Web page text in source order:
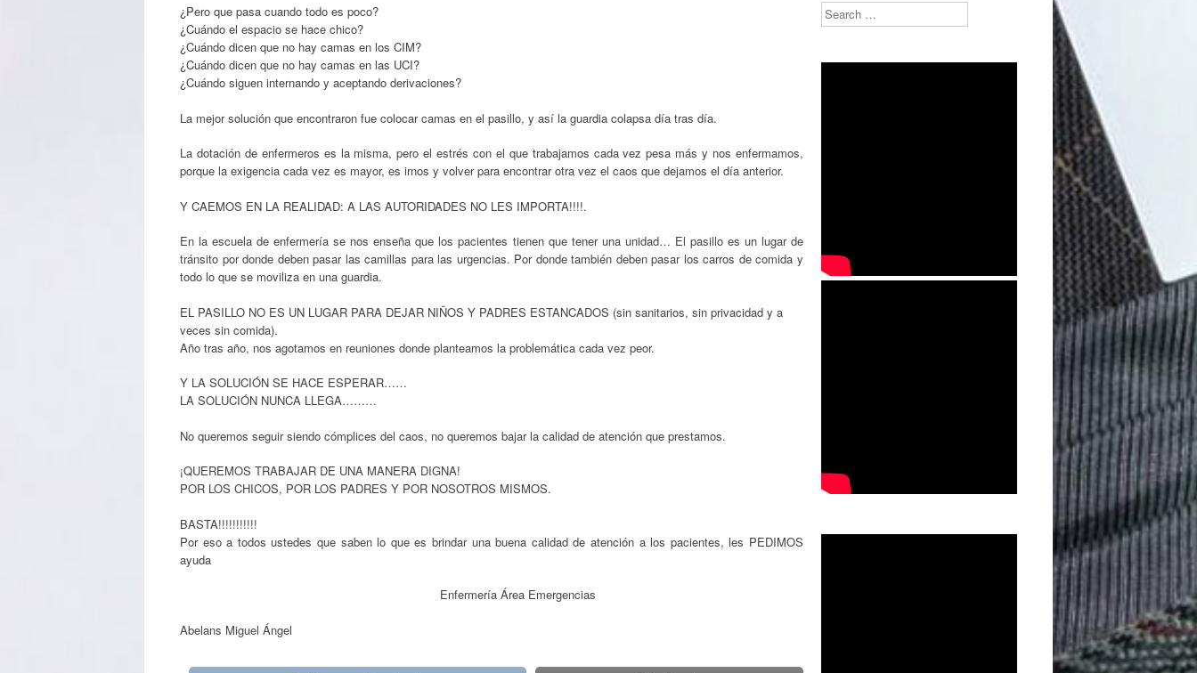
¿Pero que pasa cuando todo es poco?
¿Cuándo el espacio se hace chico?
¿Cuándo dicen que no hay camas en los CIM?
¿Cuándo dicen que no hay camas en las UCI?
¿Cuándo siguen internando y aceptando derivaciones?
La mejor solución que encontraron fue colocar camas en el pasillo, y así la guardia colapsa día tras día.
La dotación de enfermeros es la misma, pero el estrés con el que trabajamos cada vez pesa más y nos enfermamos,
porque la exigencia cada vez es mayor, es irnos y volver para encontrar otra vez el caos que dejamos el día anterior.
Y CAEMOS EN LA REALIDAD: A LAS AUTORIDADES NO LES IMPORTA!!!!.
En la escuela de enfermería se nos enseña que los pacientes tienen que tener una unidad… El pasillo es un lugar de
tránsito por donde deben pasar las camillas para las urgencias. Por donde también deben pasar los carros de comida y
todo lo que se moviliza en una guardia.
EL PASILLO NO ES UN LUGAR PARA DEJAR NIÑOS Y PADRES ESTANCADOS (sin sanitarios, sin privacidad y a
veces sin comida).
Año tras año, nos agotamos en reuniones donde planteamos la problemática cada vez peor.
Y LA SOLUCIÓN SE HACE ESPERAR……
LA SOLUCIÓN NUNCA LLEGA………
No queremos seguir siendo cómplices del caos, no queremos bajar la calidad de atención que prestamos.
¡QUEREMOS TRABAJAR DE UNA MANERA DIGNA!
POR LOS CHICOS, POR LOS PADRES Y POR NOSOTROS MISMOS.
BASTA!!!!!!!!!!!
Por eso a todos ustedes que saben lo que es brindar una buena calidad de atención a los pacientes, les PEDIMOS
ayuda
Enfermería Área Emergencias
Abelans Miguel Ángel
Search